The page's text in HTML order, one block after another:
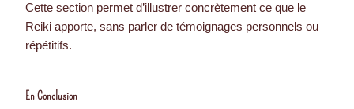
Cette section permet d’illustrer concrètement ce que le
Reiki apporte, sans parler de témoignages personnels ou
répétitifs.
En Conclusion